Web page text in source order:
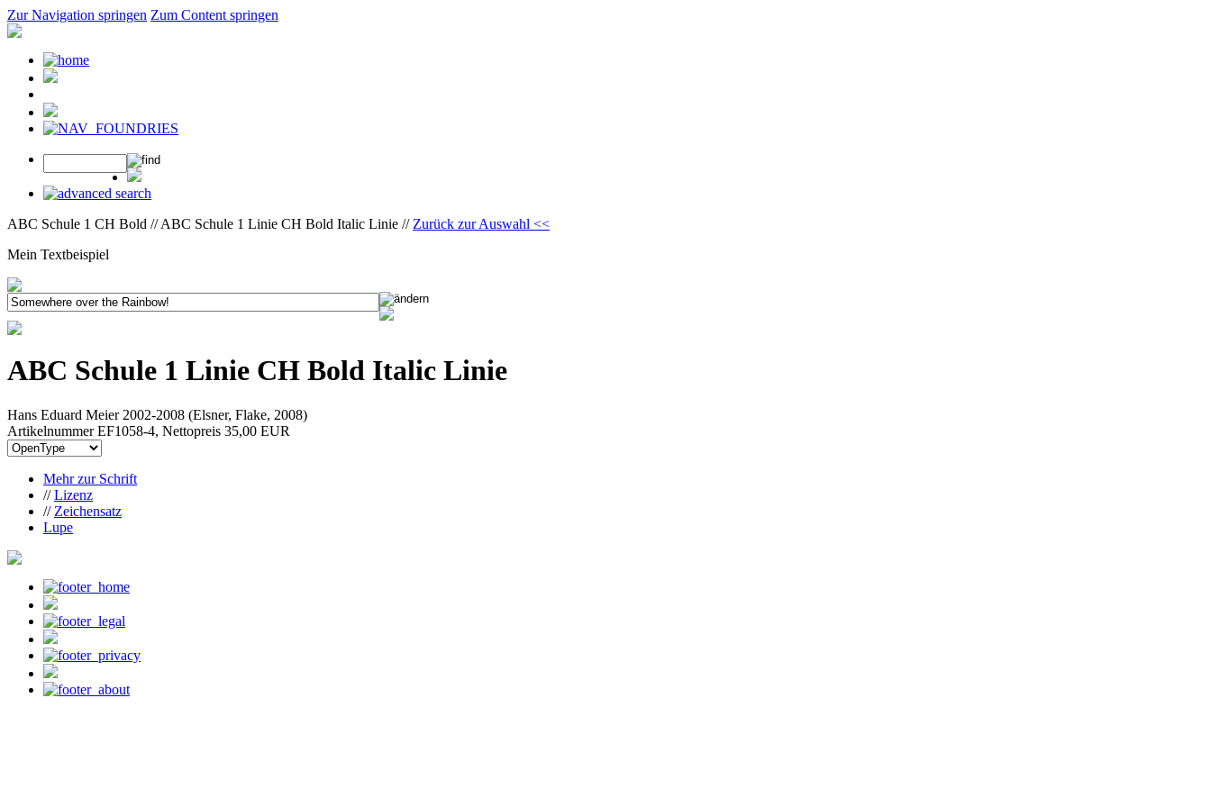
Zur Navigation springen Zum Content springen
ABC Schule 1 CH Bold // ABC Schule 1 Linie CH Bold Italic Linie // Zurück zur Auswahl <<
Mein Textbeispiel
ABC Schule 1 Linie CH Bold Italic Linie
Hans Eduard Meier 2002-2008 (Elsner, Flake, 2008)
Artikelnummer EF1058-4, Nettopreis 35,00 EUR
Mehr zur Schrift
//Lizenz
// Zeichensatz
Lupe